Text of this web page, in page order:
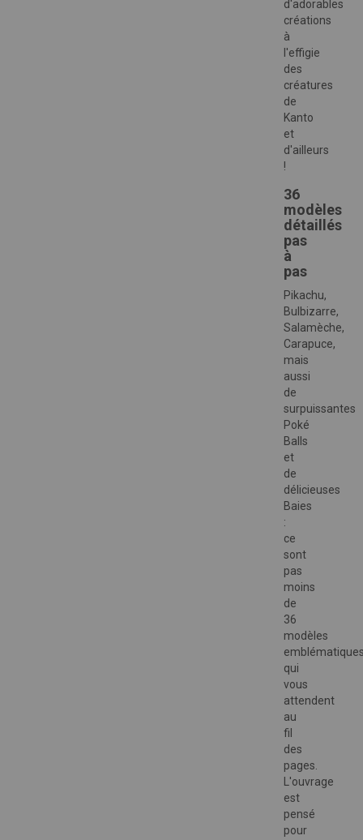
d'adorables
créations
à
l'effigie
des
créatures
de
Kanto
et
d'ailleurs
!
36
modèles
détaillés
pas
à
pas
Pikachu,
Bulbizarre,
Salamèche,
Carapuce,
mais
aussi
de
surpuissantes
Poké
Balls
et
de
délicieuses
Baies
:
ce
sont
pas
moins
de
36
modèles
qui
vous
attendent
au
fil
des
pages.
L'ouvrage
est
pensé
pour